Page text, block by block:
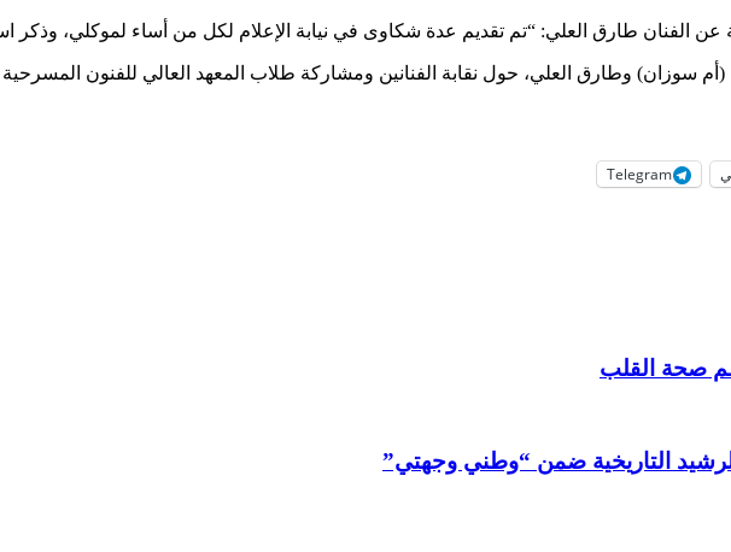
عن الفنان طارق العلي: “تم تقديم عدة شكاوى في نيابة الإعلام لكل من أساء لموكلي، وذكر
سوزان) وطارق العلي، حول نقابة الفنانين ومشاركة طلاب المعهد العالي للفنون المسرحية
Telegram
صحة القلب
الرشيد التاريخية ضمن “وطني وجهتي”